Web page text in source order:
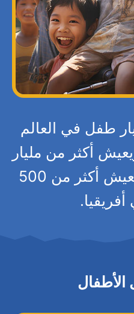
أكثر من 2 مليار طفل في العالم
ويعيش أكثر من مليار
شخص في آسيا، ويعيش أكثر من 500
الأطفال